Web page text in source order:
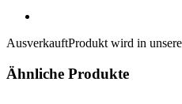
AusverkauftProdukt wird in
Ähnliche Produkte